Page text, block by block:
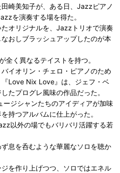
崎美知子が、ある日、Jazzピアノ
を演奏する場を得た。
オリジナルを、Jazzトリオで演奏
おしブラッシュアップしたのが本
全く異なるテイストを持つ。
イオリン・チェロ・ピアノのため
Love Nix Love』は、ジェフ・ベ
たプログレ風味の作品だった。
ジシャンたちのアイディアが加味
持つアルバムに仕上がった。
以外の場でもバリバリ活躍する若
息を呑むような華麗なソロを聴か
を作り上げつつ、ソロではエネル